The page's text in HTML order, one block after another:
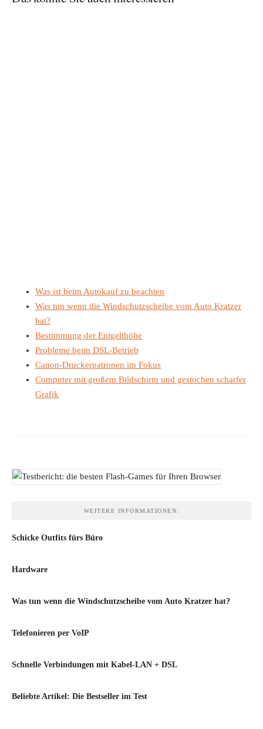
Was ist beim Autokauf zu beachten
Was tun wenn die Windschutzscheibe vom Auto Kratzer
hat?
Bestimmung der Entgelthöhe
Probleme beim DSL-Betrieb
Canon-Druckerpatronen im Fokus
Computer mit großem Bildschirm und gestochen scharfer
Grafik
WEITERE INFORMATIONEN:
Schicke Outfits fürs Büro
Hardware
Was tun wenn die Windschutzscheibe vom Auto Kratzer hat?
Telefonieren per VoIP
Schnelle Verbindungen mit Kabel-LAN + DSL
Beliebte Artikel: Die Bestseller im Test